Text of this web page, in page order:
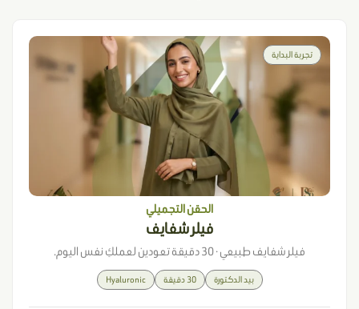
تجربة البداية
الحقن التجميلي
فيلر شفايف
فيلر شفايف طبيعي · 30 دقيقة تعودين لعملكِ نفس اليوم.
بيد الدكتورة 30 دقيقة Hyaluronic